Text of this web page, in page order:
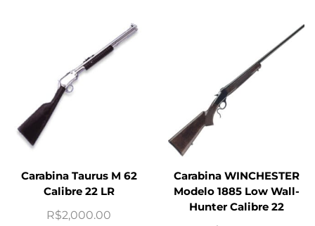
Carabina Taurus M 62
Calibre 22 LR
R$2,000.00
Carabina WINCHESTER
Modelo 1885 Low Wall-
Hunter Calibre 22